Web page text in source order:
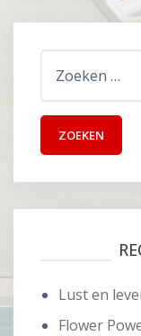
Lust en
Flower